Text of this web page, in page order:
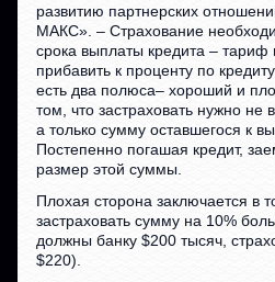
развитию партнерских
МАКС». – Страхование
срока выплаты кредита –
прибавить к проценту по
есть два полюса– хороший и
том, что застраховать нужно не
а только сумму оставшегося к
Постепенно погашая кредит,
размер этой суммы.
Плохая сторона заключается в
застраховать сумму на 10%
должны банку $200 тысяч,
$220).